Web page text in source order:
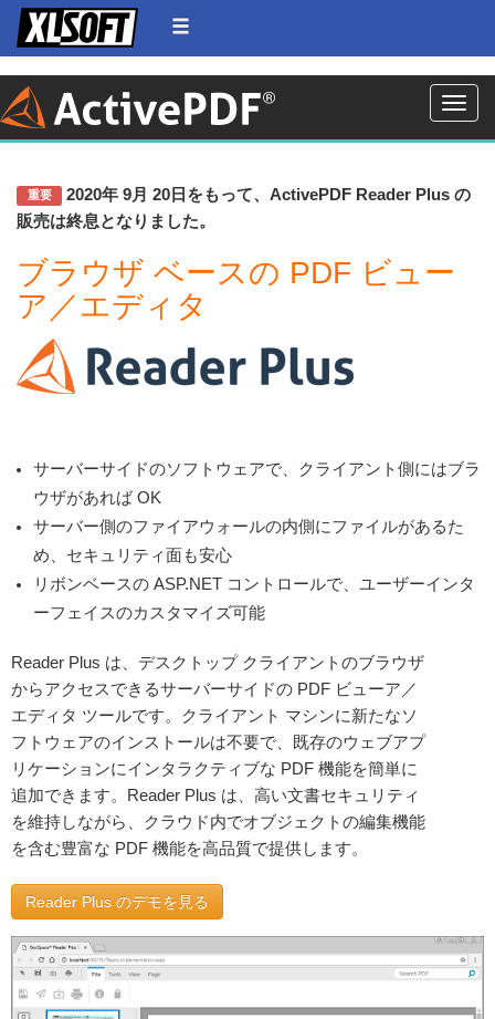
重要
2020年 9月 20日をもって、ActivePDF Reader Plus の
販売は終息となりました。
ブラウザ ベースの PDF ビュー
ア／エディタ
サーバーサイドのソフトウェアで、クライアント側にはブラ
ウザがあれば OK
サーバー側のファイアウォールの内側にファイルがあるた
め、セキュリティ面も安心
リボンベースの ASP.NET コントロールで、ユーザーインタ
ーフェイスのカスタマイズ可能
Reader Plus は、デスクトップ クライアントのブラウザ
からアクセスできるサーバーサイドの PDF ビューア／
エディタ ツールです。クライアント マシンに新たなソ
フトウェアのインストールは不要で、既存のウェブアプ
リケーションにインタラクティブな PDF 機能を簡単に
追加できます。Reader Plus は、高い文書セキュリティ
を維持しながら、クラウド内でオブジェクトの編集機能
を含む豊富な PDF 機能を高品質で提供します。
Reader Plus のデモを見る